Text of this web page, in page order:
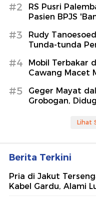
#2
RS Pusri
Pasien BPJS
#3
Rudy
Tunda-tunda
#4
Mobil Terbakar
Cawang Macet
#5
Geger Mayat
Grobogan,
Lihat
Berita Terkini
Pria di Jakut
Kabel Gardu, Alami